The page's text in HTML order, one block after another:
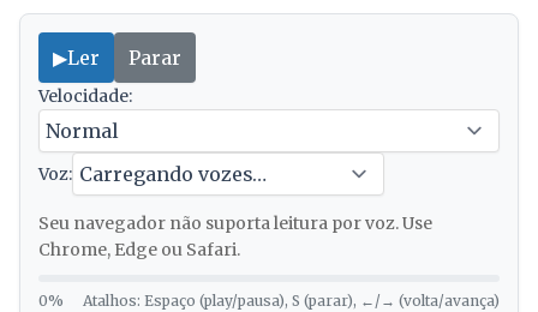
▶Ler Parar
Velocidade:
Voz:
Seu navegador não suporta leitura por voz. Use
Chrome, Edge ou Safari.
0% Atalhos: Espaço (play/pausa), S (parar), ←/→ (volta/avança)